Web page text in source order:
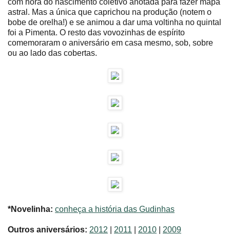
astral. Mas a única que caprichou na produção (notem o
bobe de orelha!) e se animou a dar uma voltinha no quintal
foi a Pimenta. O resto das vovozinhas de espírito
comemoraram o aniversário em casa mesmo, sob, sobre
ou ao lado das cobertas.
*Novelinha: conheça a história das Gudinhas
Outros aniversários: 2012 2011 2010 2009